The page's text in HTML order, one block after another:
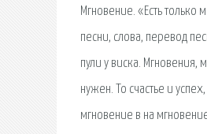
Мгновение. «Есть только
песни, слова, перевод
пули у виска. Мгновения,
нужен. То счастье и
мгновение в на